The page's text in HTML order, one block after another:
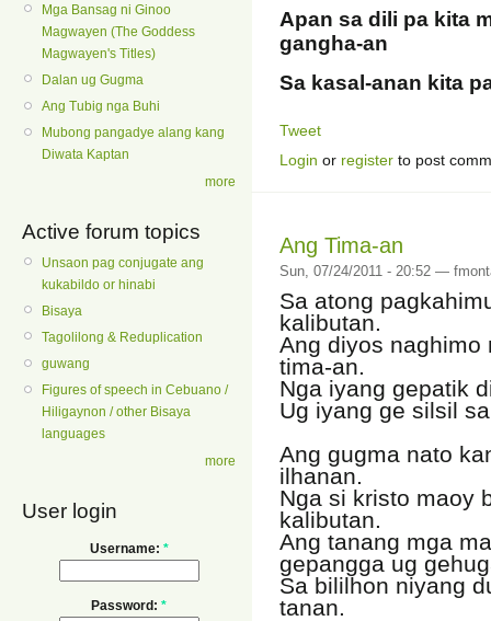
Mga Bansag ni Ginoo
Magwayen (The Goddess
Magwayen's Titles)
Dalan ug Gugma
Ang Tubig nga Buhi
Mubong pangadye alang kang
Diwata Kaptan
more
Active forum topics
Unsaon pag conjugate ang
kukabildo or hinabi
Bisaya
Tagolilong & Reduplication
guwang
Figures of speech in Cebuano /
Hiligaynon / other Bisaya
languages
more
User login
Username: *
Password: *
Apan sa dili pa kita
gangha-an
Sa kasal-anan kita
Tweet
Login or register to post
Ang Tima-an
Sun, 07/24/2011 - 20:52 —
Sa atong
kalibutan.
Ang diyos naghimo
tima-an.
Nga iyang gepatik
Ug iyang ge silsil
Ang gugma nato
ilhanan.
Nga si kristo maoy
kalibutan.
Ang tanang mga
gepangga ug
Sa bililhon niyang
tanan.